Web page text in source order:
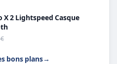
X 2 Lightspeed Casque
bons plans→